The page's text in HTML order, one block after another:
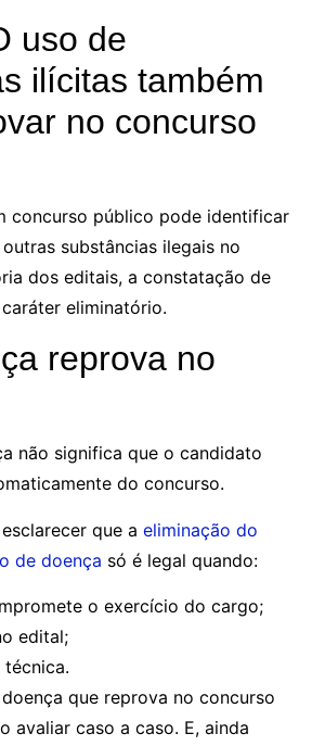
uso de
ilícitas também
no concurso
concurso público pode identificar
substâncias ilegais no
dos editais, a constatação de
eliminatório.
reprova no
não significa que o candidato
do concurso.
que a eliminação do
de doença só é legal quando:
o exercício do cargo;
edital;
que reprova no concurso
avaliar caso a caso. E, ainda